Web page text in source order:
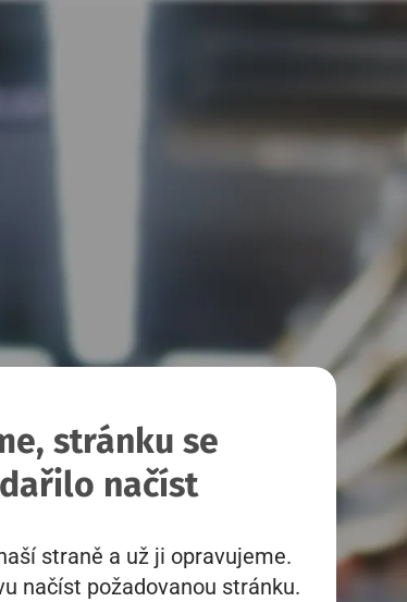
stránku se
načíst
straně a už ji opravujeme.
načíst požadovanou stránku.